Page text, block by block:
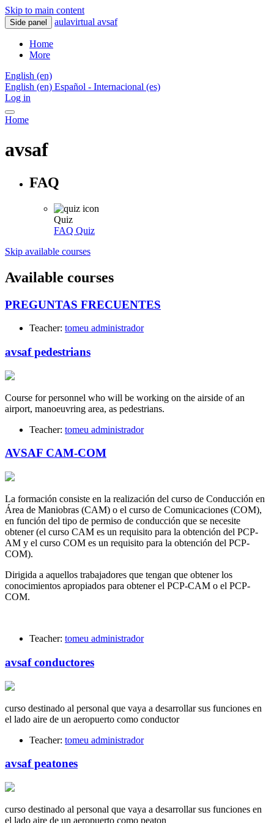
Skip to main content
Side panel aulavirtual avsaf
Home
More
English ‎(en)‎
English ‎(en)‎ Español - Internacional ‎(es)‎
Log in
Home
avsaf
FAQ
Quiz
FAQ Quiz
Skip available courses
Available courses
PREGUNTAS FRECUENTES
Teacher: tomeu administrador
avsaf pedestrians
Course for personnel who will be working on the airside of an
airport, manoeuvring area, as pedestrians.
Teacher: tomeu administrador
AVSAF CAM-COM
La formación consiste en la realización del curso de Conducción en
Área de Maniobras (CAM) o el curso de Comunicaciones (COM),
en función del tipo de permiso de conducción que se necesite
obtener (el curso CAM es un requisito para la obtención del PCP-
AM y el curso COM es un requisito para la obtención del PCP-
COM).
Dirigida a aquellos trabajadores que tengan que obtener los
conocimientos apropiados para obtener el PCP-CAM o el PCP-
COM.
Teacher: tomeu administrador
avsaf conductores
curso destinado al personal que vaya a desarrollar sus funciones en
el lado aire de un aeropuerto como conductor
Teacher: tomeu administrador
avsaf peatones
curso destinado al personal que vaya a desarrollar sus funciones en
el lado aire de un aeropuerto como peaton